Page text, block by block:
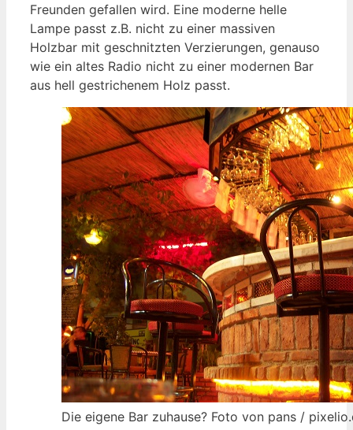
Freunden gefallen wird. Eine moderne helle
Lampe passt z.B. nicht zu einer massiven
Holzbar mit geschnitzten Verzierungen, genauso
wie ein altes Radio nicht zu einer modernen Bar
aus hell gestrichenem Holz passt.
Die eigene Bar zuhause? Foto von pans /